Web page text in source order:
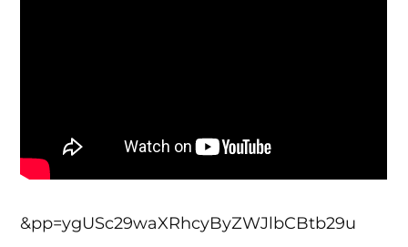
&pp=ygUSc29waXRhcyByZWJlbCBtb29u